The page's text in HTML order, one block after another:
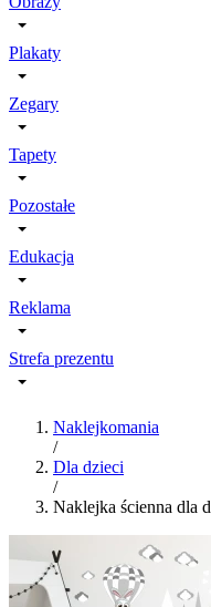
Plakaty
Zegary
Tapety
Pozostałe
Edukacja
Reklama
Strefa prezentu
Naklejkomania
/
Dla dzieci
/
Naklejka ścienna dla